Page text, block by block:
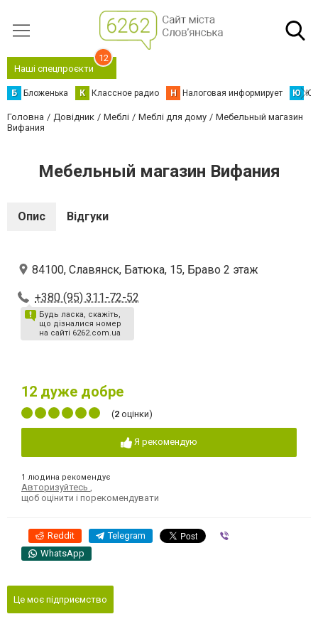
Наші спецпроєкти
12
Б Бложенька К Классное радио Н Налоговая информирует Ю
Головна Довідник Меблі Меблі для дому
Мебельный магазин
Вифания
Мебельный магазин Вифания
Опис Відгуки
84100, Славянск, Батюка, 15, Браво 2 этаж
+380 (95) 311-72-52
Будь ласка, скажіть,
що дізналися номер
на сайті 6262.com.ua
12 дуже добре
(2 оцінки)
Я рекомендую
1 людина рекомендує
Авторизуйтесь
щоб оцінити і порекомендувати
Reddit Telegram
WhatsApp
Це моє підприємство